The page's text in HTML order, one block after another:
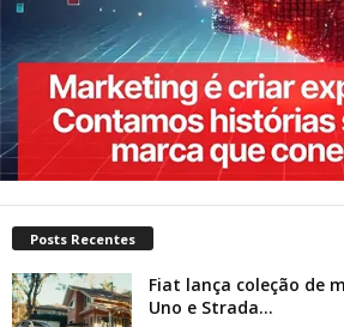
Posts Recentes
Fiat lança coleção de
Uno e Strada...